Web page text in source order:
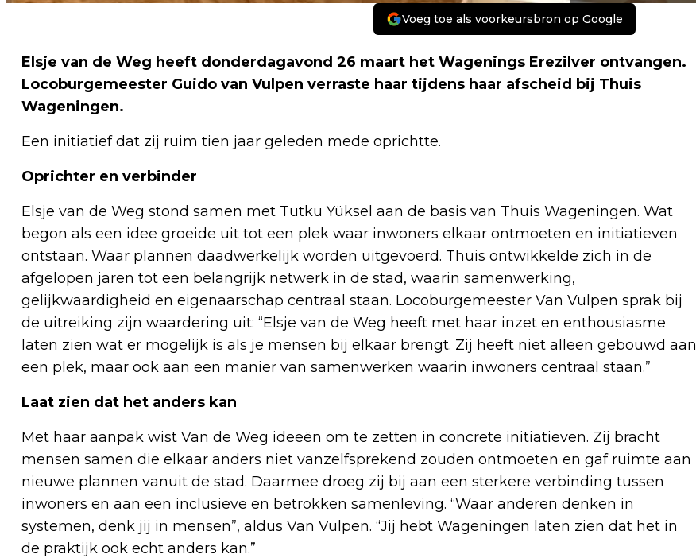
Voeg toe als voorkeursbron op Google
Elsje van de Weg heeft donderdagavond 26 maart het Wagenings Erezilver ontvangen.
Locoburgemeester Guido van Vulpen verraste haar tijdens haar afscheid bij Thuis
Wageningen.
Een initiatief dat zij ruim tien jaar geleden mede oprichtte.
Oprichter en verbinder
Elsje van de Weg stond samen met Tutku Yüksel aan de basis van Thuis Wageningen. Wat
begon als een idee groeide uit tot een plek waar inwoners elkaar ontmoeten en initiatieven
ontstaan. Waar plannen daadwerkelijk worden uitgevoerd. Thuis ontwikkelde zich in de
afgelopen jaren tot een belangrijk netwerk in de stad, waarin samenwerking,
gelijkwaardigheid en eigenaarschap centraal staan. Locoburgemeester Van Vulpen sprak bij
de uitreiking zijn waardering uit: “Elsje van de Weg heeft met haar inzet en enthousiasme
laten zien wat er mogelijk is als je mensen bij elkaar brengt. Zij heeft niet alleen gebouwd aan
een plek, maar ook aan een manier van samenwerken waarin inwoners centraal staan.”
Laat zien dat het anders kan
Met haar aanpak wist Van de Weg ideeën om te zetten in concrete initiatieven. Zij bracht
mensen samen die elkaar anders niet vanzelfsprekend zouden ontmoeten en gaf ruimte aan
nieuwe plannen vanuit de stad. Daarmee droeg zij bij aan een sterkere verbinding tussen
inwoners en aan een inclusieve en betrokken samenleving. “Waar anderen denken in
systemen, denk jij in mensen”, aldus Van Vulpen. “Jij hebt Wageningen laten zien dat het in
de praktijk ook echt anders kan.”